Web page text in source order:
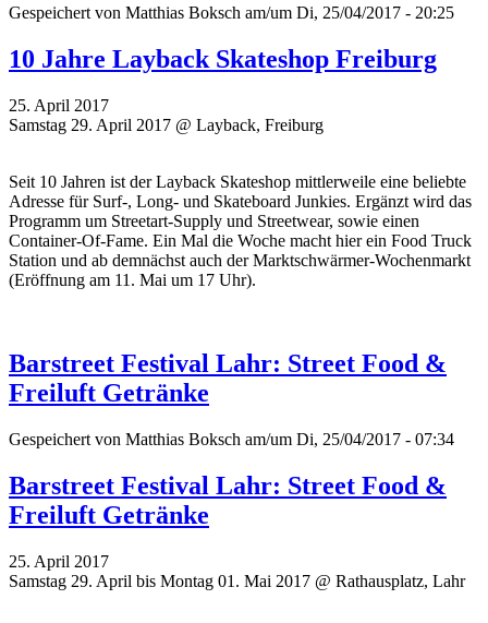
Gespeichert von Matthias Boksch am/um Di, 25/04/2017 - 20:25
10 Jahre Layback Skateshop Freiburg
25. April 2017
Samstag 29. April 2017 @ Layback, Freiburg
Seit 10 Jahren ist der Layback Skateshop mittlerweile eine beliebte
Adresse für Surf-, Long- und Skateboard Junkies. Ergänzt wird das
Programm um Streetart-Supply und Streetwear, sowie einen
Container-Of-Fame. Ein Mal die Woche macht hier ein Food Truck
Station und ab demnächst auch der Marktschwärmer-Wochenmarkt
(Eröffnung am 11. Mai um 17 Uhr).
Barstreet Festival Lahr: Street Food &
Freiluft Getränke
Gespeichert von Matthias Boksch am/um Di, 25/04/2017 - 07:34
Barstreet Festival Lahr: Street Food &
Freiluft Getränke
25. April 2017
Samstag 29. April bis Montag 01. Mai 2017 @ Rathausplatz, Lahr